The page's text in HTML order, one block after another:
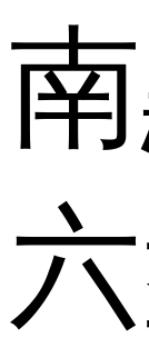
南